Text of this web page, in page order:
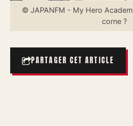
© JAPANFM - My Hero
corne ?
PARTAGER CET ARTICLE